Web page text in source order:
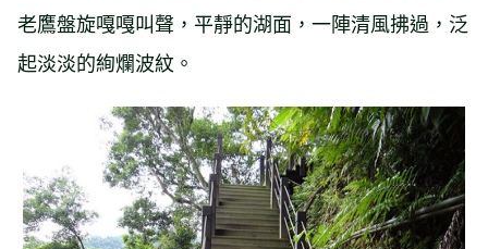
老鷹盤旋嘎嘎叫聲，平靜的湖面，一陣清風拂過，泛
起淡淡的絢爛波紋。